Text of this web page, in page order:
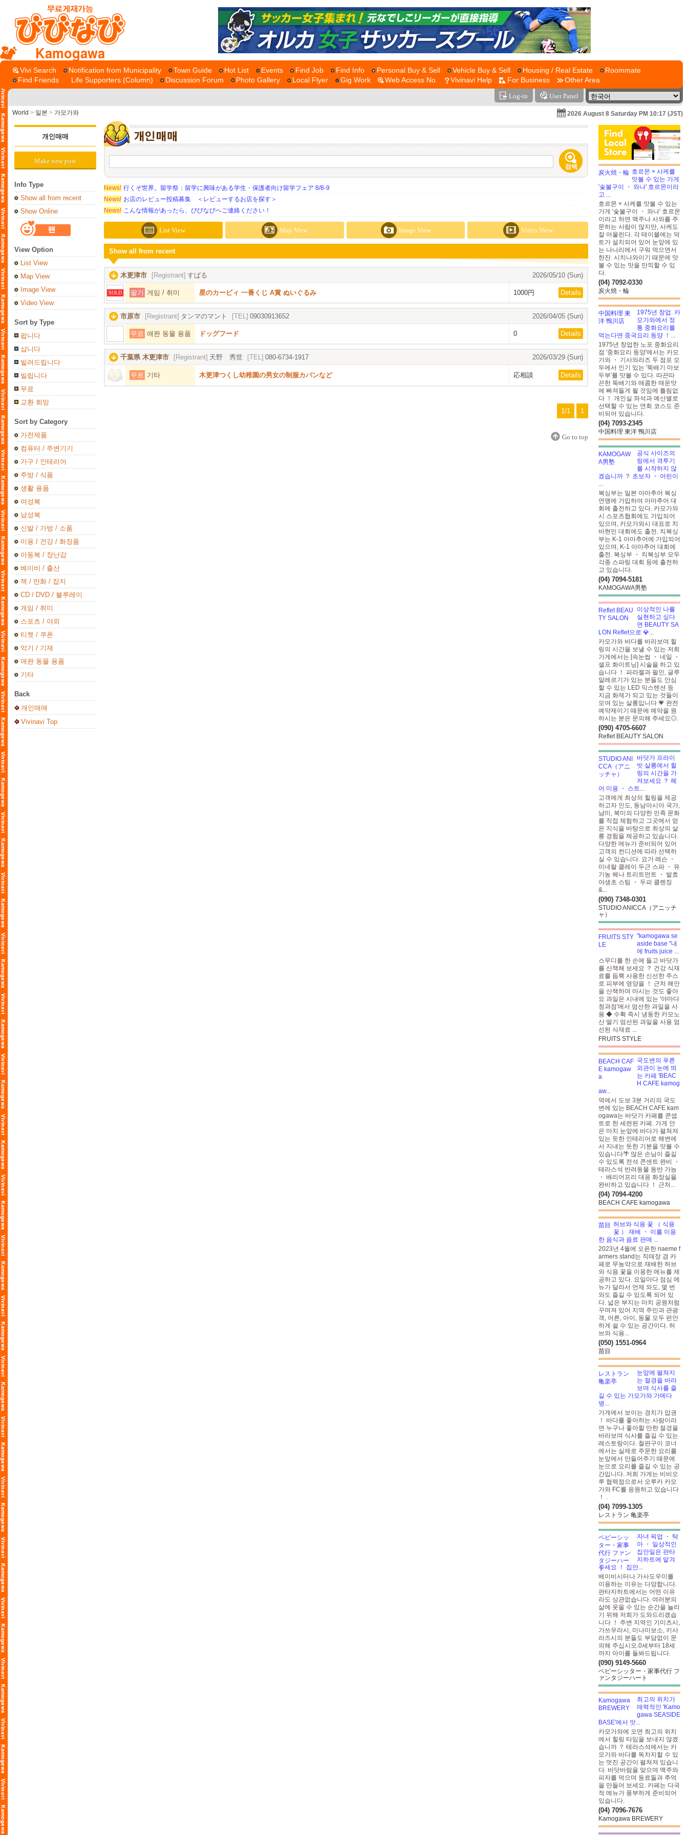
Kamogawa
Vivi Search Notification from Municipality Town Guide Hot List Events Find Job Find Info Personal Buy & Sell Vehicle Buy & Sell Housing / Real Estate
Roommate
Find Friends
Life Supporters (Column) Discussion Forum Photo Gallery Local Flyer Gig Work Web Access No. Vivinavi Help For Business Other Area
Log-in User Panel
World > 일본 > 가모가와 2026 August 8 Saturday PM 10:17 (JST)
개인매매
Make new post
Info Type
Show all from recent
Show Online
View Option
List View
Map View
Image View
Video View
Sort by Type
팝니다
삽니다
빌려드립니다
빌립니다
무료
교환 희망
Sort by Category
가전제품
컴퓨터 / 주변기기
가구 / 인테리어
주방 / 식품
생활 용품
여성복
남성복
신발 / 가방 / 소품
미용 / 건강 / 화장품
아동복 / 장난감
베이비 / 출산
책 / 만화 / 잡지
CD / DVD / 블루레이
게임 / 취미
스포츠 / 야외
티켓 / 쿠폰
악기 / 기재
애완 동물 용품
기타
Back
개인매매
Vivinavi Top
News! 行くぞ世界。留学祭：留学に興味がある学生・保護者向け留学フェア 8/8-9
News! お店のレビュー投稿募集 ＜レビューするお店を探す＞
News! こんな情報があったら、びびなびへご連絡ください！
List View Map View Image View Video View
Show all from recent
木更津市 [Registrant] すばる 2026/05/10 (Sun)
SOLD 팔기 게임 / 취미 星のカービィ 一番くじ A賞 ぬいぐるみ 1000円 Details
市原市 [Registrant] タンマのマント [TEL] 09030913652 2026/04/05 (Sun)
무료 애완 동물 용품 ドッグフード 0 Details
千葉県 木更津市 [Registrant] 天野 秀世 [TEL] 080-6734-1917 2026/03/29 (Sun)
무료 기타 木更津つくし幼稚園の男女の制服カバンなど 応相談 Details
1/1 1
Go to top
호르몬 × 사케를
맛볼 수 있는 가게
'숯불구이 ・ 와나' 호르몬이라
고 ...
호르몬 × 사케를 맛볼 수 있는
가게 '숯불구이 ・ 와나' 호르몬
이라고 하면 맥주나 사와를 주
문하는 사람이 많지만, 사케도
잘 어울린다. 각 테이블에는 덕
트가 설치되어 있어 눈앞에 있
는 나나리에서 구워 먹으면서
한잔. 시치나와이기 때문에 맛
볼 수 있는 맛을 만끽할 수 있
다.
(04) 7092-0330
炭火焼・輪
1975년 창업. 카
모가와에서 정
통 중화요리를
먹는다면 중국요리 동양 ！...
1975년 창업한 노포 중화요리
점 '중화요리 동양'에서는 카모
가와 ・ 기사와라즈 두 점포 모
두에서 인기 있는 '뚝배기 마보
두부'를 맛볼 수 있다. 따끈따
끈한 뚝배기와 매콤한 매운맛
에 빠져들게 될 것임에 틀림없
다 ！ 개인실 좌석과 예산별로
선택할 수 있는 연회 코스도 준
비되어 있습니다.
(04) 7093-2345
中国料理 東洋 鴨川店
공식 사이즈의
링에서 격투기
를 시작하지 않
겠습니까 ？ 초보자 ・ 어린이
...
복싱부는 일본 아마추어 복싱
연맹에 가입하여 아마추어 대
회에 출전하고 있다. 카모가와
시 스포츠협회에도 가입되어
있으며, 카모가와시 대표로 치
바현민 대회에도 출전. 킥복싱
부는 K-1 아마추어에 가입되어
있으며, K-1 아마추어 대회에
출전. 복싱부 ・ 킥복싱부 모두
각종 스파링 대회 등에 출전하
고 있습니다.
(04) 7094-5181
KAMOGAWA男塾
이상적인 나를
실현하고 싶다
면 BEAUTY SA
LON Reflet으로 💎...
카모가와 바다를 바라보며 힐
링의 시간을 보낼 수 있는 저희
가게에서는 [속눈썹 ・ 네일 ・
셀프 화이트닝] 시술을 하고 있
습니다 ！ 파라젤과 필인, 글루
알레르기가 있는 분들도 안심
할 수 있는 LED 익스텐션 등
지금 화제가 되고 있는 것들이
모여 있는 살롱입니다 💗 완전
예약제이기 때문에 예약을 원
하시는 분은 문의해 주세요◎.
(090) 4705-6607
Reflet BEAUTY SALON
바닷가 프라이
빗 살롱에서 힐
링의 시간을 가
져보세요 ？ 헤
어 미용 ・ 스트...
고객에게 최상의 힐링을 제공
하고자 인도, 동남아시아 국가,
남미, 북미의 다양한 민족 문화
를 직접 체험하고 그곳에서 얻
은 지식을 바탕으로 최상의 살
롱 경험을 제공하고 있습니다.
다양한 메뉴가 준비되어 있어
고객의 컨디션에 따라 선택하
실 수 있습니다. 요가 레슨 ・
미네랄 클레이 두근 스파 ・ 유
기농 헤나 트리트먼트 ・ 발효
야생초 스팀 ・ 두피 클렌징
&...
(090) 7348-0301
STUDIO ANICCA（アニッチ
ャ）
"kamogawa se
aside base "내
에 fruits juice ...
스무디를 한 손에 들고 바닷가
를 산책해 보세요 ？ 건강 식재
료를 듬뿍 사용한 신선한 주스
로 피부에 영양을 ！ 근처 해안
을 산책하며 마시는 것도 좋아
요 과일은 시내에 있는 '야마다
청과점'에서 엄선한 과일을 사
용 ◆ 수확 즉시 냉동한 카모노
산 딸기 엄선된 과일을 사용 엄
선된 식재료 ...
FRUITS STYLE
국도변의 푸른
외관이 눈에 띄
는 카페 'BEAC
H CAFE kamog
aw...
역에서 도보 3분 거리의 국도
변에 있는 BEACH CAFE kam
ogawa는 바닷가 카페를 콘셉
트로 한 세련된 카페. 가게 안
은 마치 눈앞에 바다가 펼쳐져
있는 듯한 인테리어로 해변에
서 지내는 듯한 기분을 맛볼 수
있습니다🌴 많은 손님이 즐길
수 있도록 전석 콘센트 완비 ・
테라스석 반려동물 동반 가능
・ 배리어프리 대응 화장실을
완비하고 있습니다 ！ 근처...
(04) 7094-4200
BEACH CAFE kamogawa
허브와 식용 꽃 （ 식용
꽃 ） 재배 ・ 이를 이용
한 음식과 음료 판매 ...
2023년 4월에 오픈한 naeme f
armers stand는 직매장 겸 카
페로 무농약으로 재배한 허브
와 식용 꽃을 이용한 메뉴를 제
공하고 있다. 요일마다 점심 메
뉴가 달라서 언제 와도, 몇 번
와도 즐길 수 있도록 되어 있
다. 넓은 부지는 마치 공원처럼
꾸며져 있어 지역 주민과 관광
객, 어른, 아이, 동물 모두 편안
하게 쉴 수 있는 공간이다. 허
브와 식용...
(050) 1551-0964
苗目
눈앞에 펼쳐지
는 절경을 바라
보며 식사를 즐
길 수 있는 가모가와 가메다
병...
가게에서 보이는 경치가 압권
！ 바다를 좋아하는 사람이라
면 누구나 좋아할 만한 절경을
바라보며 식사를 즐길 수 있는
레스토랑이다. 철판구이 코너
에서는 실제로 주문한 요리를
눈앞에서 만들어주기 때문에
눈으로 요리를 즐길 수 있는 공
간입니다. 저희 가게는 비비오
루 협력점으로서 오루카 카모
가와 FC를 응원하고 있습니다
！ .
(04) 7099-1305
レストラン 亀楽亭
자녀 픽업 ・ 탁
아 ・ 일상적인
집안일은 판타
지하트에 맡겨
주세요 ！ 집안...
베이비시터나 가사도우미를
이용하는 이유는 다양합니다.
판타지하트에서는 어떤 이유
라도 상관없습니다. 여러분의
삶에 웃을 수 있는 순간을 늘리
기 위해 저희가 도와드리겠습
니다 ！ 주변 지역인 기미츠시,
가쓰우라시, 미나미보소, 키사
라즈시의 분들도 부담없이 문
의해 주십시오.0세부터 18세
까지 아이를 돌봐드립니다.
(090) 9149-5660
ベビーシッター・家事代行 フ
ァンタジーハート
최고의 위치가
매력적인 'Kamo
gawa SEASIDE
BASE'에서 맛...
카모가와에 오면 최고의 위치
에서 힐링 타임을 보내지 않겠
습니까 ？ 테라스석에서는 카
모가와 바다를 독차지할 수 있
는 멋진 공간이 펼쳐져 있습니
다. 바닷바람을 맞으며 맥주와
피자를 먹으며 동료들과 추억
을 만들어 보세요. 카페는 다국
적 메뉴가 풍부하게 준비되어
있습니다.
(04) 7096-7676
Kamogawa BREWERY